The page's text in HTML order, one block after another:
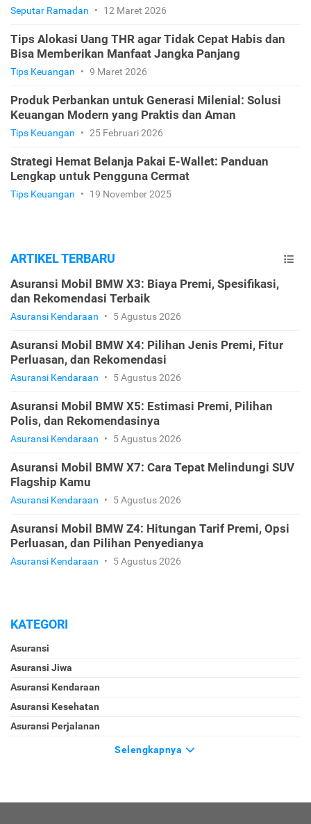
Seputar Ramadan • 12 Maret 2026
Tips Alokasi Uang THR agar Tidak Cepat Habis dan
Bisa Memberikan Manfaat Jangka Panjang
Tips Keuangan • 9 Maret 2026
Produk Perbankan untuk Generasi Milenial: Solusi
Keuangan Modern yang Praktis dan Aman
Tips Keuangan • 25 Februari 2026
Strategi Hemat Belanja Pakai E-Wallet: Panduan
Lengkap untuk Pengguna Cermat
Tips Keuangan • 19 November 2025
ARTIKEL TERBARU
Asuransi Mobil BMW X3: Biaya Premi, Spesifikasi,
dan Rekomendasi Terbaik
Asuransi Kendaraan • 5 Agustus 2026
Asuransi Mobil BMW X4: Pilihan Jenis Premi, Fitur
Perluasan, dan Rekomendasi
Asuransi Kendaraan • 5 Agustus 2026
Asuransi Mobil BMW X5: Estimasi Premi, Pilihan
Polis, dan Rekomendasinya
Asuransi Kendaraan • 5 Agustus 2026
Asuransi Mobil BMW X7: Cara Tepat Melindungi SUV
Flagship Kamu
Asuransi Kendaraan • 5 Agustus 2026
Asuransi Mobil BMW Z4: Hitungan Tarif Premi, Opsi
Perluasan, dan Pilihan Penyedianya
Asuransi Kendaraan • 5 Agustus 2026
KATEGORI
Asuransi
Asuransi Jiwa
Asuransi Kendaraan
Asuransi Kesehatan
Asuransi Perjalanan
Selengkapnya